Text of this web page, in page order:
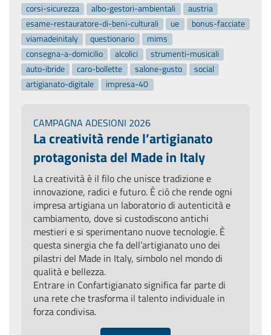
corsi-sicurezza
albo-gestori-ambientali
austria
esame-restauratore-di-beni-culturali
ue
bonus-facciate
viamadeinitaly
questionario
mims
consegna-a-domicilio
alcolici
strumenti-musicali
auto-ibride
caro-bollette salone-gusto
social
artigianato-digitale
impresa-40
CAMPAGNA ADESIONI 2026
La creatività rende l’artigianato
protagonista del Made in Italy
La creatività è il filo che unisce tradizione e
innovazione, radici e futuro. È ciò che rende ogni
impresa artigiana un laboratorio di autenticità e
cambiamento, dove si custodiscono antichi
mestieri e si sperimentano nuove tecnologie. È
questa sinergia che fa dell’artigianato uno dei
pilastri del Made in Italy, simbolo nel mondo di
qualità e bellezza.
Entrare in Confartigianato significa far parte di
una rete che trasforma il talento individuale in
forza condivisa.